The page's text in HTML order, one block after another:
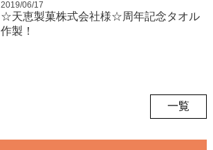
2019/06/17
☆天恵製菓株式会社様☆周年記念タオル
作製！
一覧